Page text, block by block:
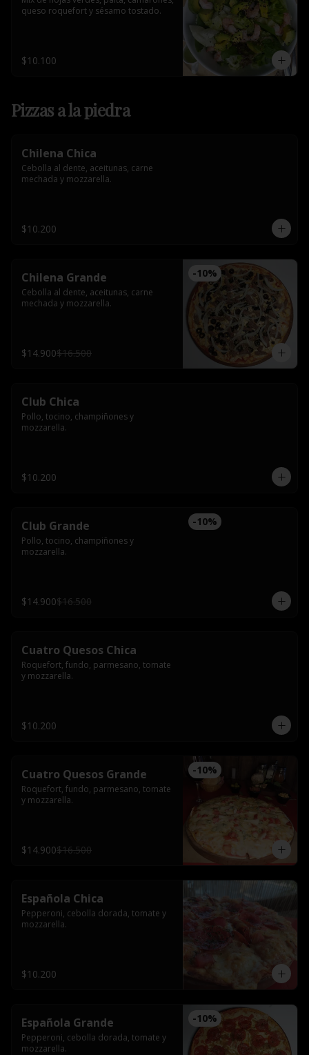
queso roquefort y sésamo tostado.
$10.100
Pizzas a la piedra
Chilena Chica
Cebolla al dente, aceitunas, carne
mechada y mozzarella.
$10.200
-10%
Chilena Grande
Cebolla al dente, aceitunas, carne
mechada y mozzarella.
$14.900$16.500
Club Chica
Pollo, tocino, champiñones y
mozzarella.
$10.200
-10%
Club Grande
Pollo, tocino, champiñones y
mozzarella.
$14.900$16.500
Cuatro Quesos Chica
Roquefort, fundo, parmesano, tomate
y mozzarella.
$10.200
-10%
Cuatro Quesos Grande
Roquefort, fundo, parmesano, tomate
y mozzarella.
$14.900$16.500
Española Chica
Pepperoni, cebolla dorada, tomate y
mozzarella.
$10.200
-10%
Española Grande
Pepperoni, cebolla dorada, tomate y
mozzarella.